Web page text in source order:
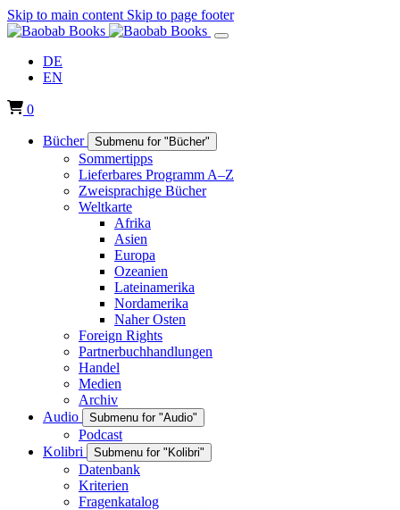
Skip to main content Skip to page footer
DE
EN
0
Bücher Submenu for "Bücher"
Sommertipps
Lieferbares Programm A–Z
Zweisprachige Bücher
Weltkarte
Afrika
Asien
Europa
Ozeanien
Lateinamerika
Nordamerika
Naher Osten
Foreign Rights
Partnerbuchhandlungen
Handel
Medien
Archiv
Audio
Submenu for "Audio"
Podcast
Kolibri
Submenu for "Kolibri"
Datenbank
Kriterien
Fragenkatalog